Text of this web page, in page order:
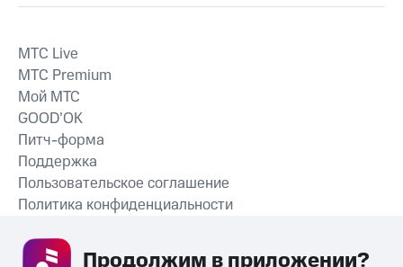
СКАЧАТЬ ПРИЛОЖЕНИЕ
MTС Live
MTС Premium
Мой МТС
GOOD’OK
Питч-форма
Поддержка
Пользовательское соглашение
Политика конфиденциальности